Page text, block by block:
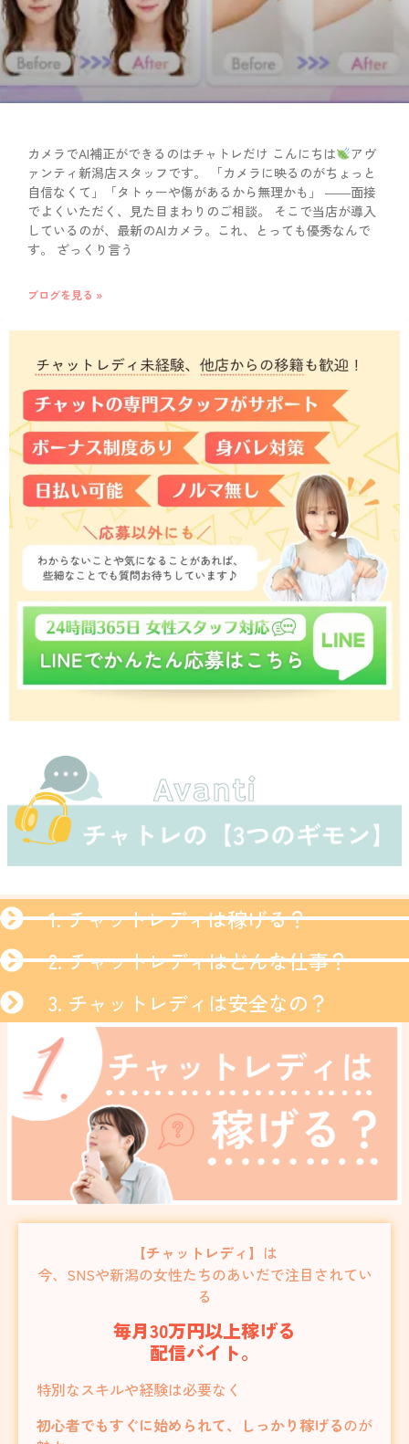
カメラでAI補正ができるのはチャトレだけ こんにちは
アヴ
ァンティ新潟店スタッフです。 「カメラに映るのがちょっと
自信なくて」「タトゥーや傷があるから無理かも」 ――面接
でよくいただく、見た目まわりのご相談。 そこで当店が導入
しているのが、最新のAIカメラ。これ、とっても優秀なんで
す。 ざっくり言う
ブログを見る »
1. チャットレディは稼げる？
2. チャットレディはどんな仕事？
3. チャットレディは安全なの？
【チャットレディ】 は
今、SNSや新潟の女性たちのあいだで注目されてい
る
毎月30万円以上稼げる
配信バイト。
特別なスキルや経験は必要なく
初心者でもすぐに始められて、しっかり稼げるのが